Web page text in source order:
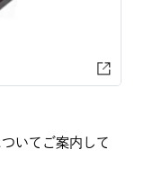
いてご案内して